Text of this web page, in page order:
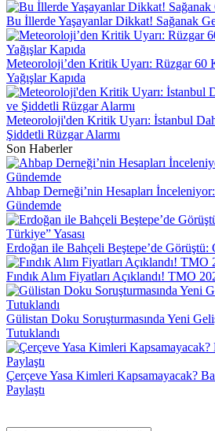
Bu İllerde Yaşayanlar Dikkat! Sağanak
Meteoroloji’den Kritik Uyarı: Rüzgar 60
Yağışlar Kapıda
Meteoroloji'den Kritik Uyarı: İstanbul
Şiddetli Rüzgar Alarmı
Son Haberler
Ahbap Derneği’nin Hesapları
Gündemde
Erdoğan ile Bahçeli Beştepe’de Görüştü:
Fındık Alım Fiyatları Açıklandı! TMO
Gülistan Doku Soruşturmasında Yeni
Tutuklandı
Çerçeve Yasa Kimleri Kapsamayacak?
Paylaştı